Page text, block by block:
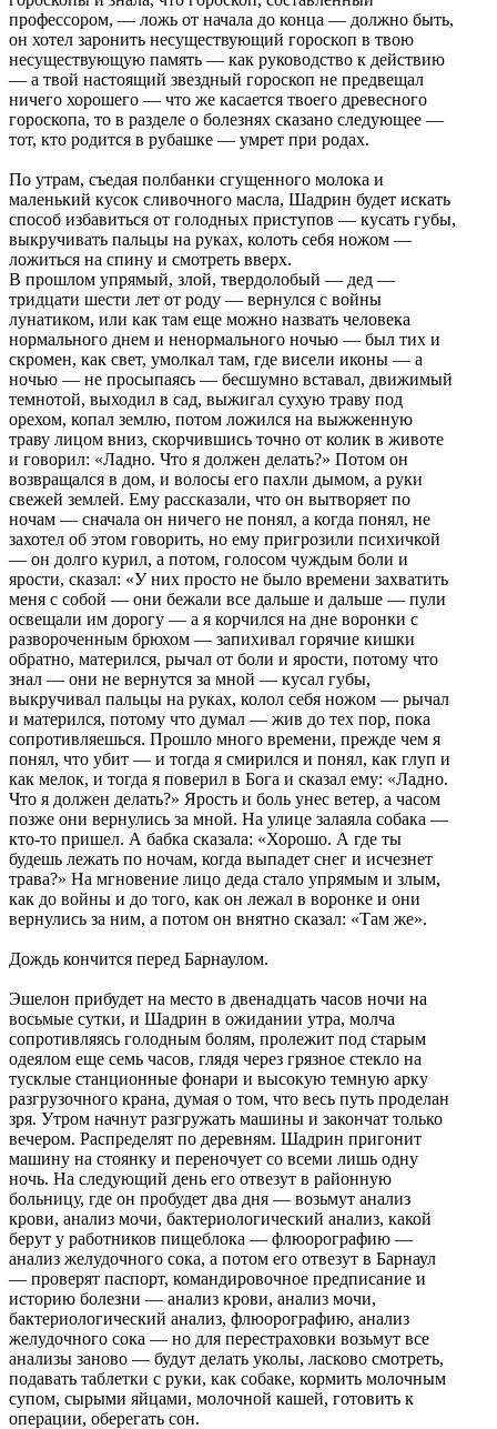
профессором, — ложь от начала до конца — должно быть,
он хотел заронить несуществующий гороскоп в твою
несуществующую память — как руководство к действию
— а твой настоящий звездный гороскоп не предвещал
ничего хорошего — что же касается твоего древесного
гороскопа, то в разделе о болезнях сказано следующее —
тот, кто родится в рубашке — умрет при родах.
По утрам, съедая полбанки сгущенного молока и
маленький кусок сливочного масла, Шадрин будет искать
способ избавиться от голодных приступов — кусать губы,
выкручивать пальцы на руках, колоть себя ножом —
ложиться на спину и смотреть вверх.
В прошлом упрямый, злой, твердолобый — дед —
тридцати шести лет от роду — вернулся с войны
лунатиком, или как там еще можно назвать человека
нормального днем и ненормального ночью — был тих и
скромен, как свет, умолкал там, где висели иконы — а
ночью — не просыпаясь — бесшумно вставал, движимый
темнотой, выходил в сад, выжигал сухую траву под
орехом, копал землю, потом ложился на выжженную
траву лицом вниз, скорчившись точно от колик в животе
и говорил: «Ладно. Что я должен делать?» Потом он
возвращался в дом, и волосы его пахли дымом, а руки
свежей землей. Ему рассказали, что он вытворяет по
ночам — сначала он ничего не понял, а когда понял, не
захотел об этом говорить, но ему пригрозили психичкой
— он долго курил, а потом, голосом чуждым боли и
ярости, сказал: «У них просто не было времени захватить
меня с собой — они бежали все дальше и дальше — пули
освещали им дорогу — а я корчился на дне воронки с
развороченным брюхом — запихивал горячие кишки
обратно, матерился, рычал от боли и ярости, потому что
знал — они не вернутся за мной — кусал губы,
выкручивал пальцы на руках, колол себя ножом — рычал
и матерился, потому что думал — жив до тех пор, пока
сопротивляешься. Прошло много времени, прежде чем я
понял, что убит — и тогда я смирился и понял, как глуп и
как мелок, и тогда я поверил в Бога и сказал ему: «Ладно.
Что я должен делать?» Ярость и боль унес ветер, а часом
позже они вернулись за мной. На улице залаяла собака —
кто-то пришел. А бабка сказала: «Хорошо. А где ты
будешь лежать по ночам, когда выпадет снег и исчезнет
трава?» На мгновение лицо деда стало упрямым и злым,
как до войны и до того, как он лежал в воронке и они
вернулись за ним, а потом он внятно сказал: «Там же».
Дождь кончится перед Барнаулом.
Эшелон прибудет на место в двенадцать часов ночи на
восьмые сутки, и Шадрин в ожидании утра, молча
сопротивляясь голодным болям, пролежит под старым
одеялом еще семь часов, глядя через грязное стекло на
тусклые станционные фонари и высокую темную арку
разгрузочного крана, думая о том, что весь путь проделан
зря. Утром начнут разгружать машины и закончат только
вечером. Распределят по деревням. Шадрин пригонит
машину на стоянку и переночует со всеми лишь одну
ночь. На следующий день его отвезут в районную
больницу, где он пробудет два дня — возьмут анализ
крови, анализ мочи, бактериологический анализ, какой
берут у работников пищеблока — флюорографию —
анализ желудочного сока, а потом его отвезут в Барнаул
— проверят паспорт, командировочное предписание и
историю болезни — анализ крови, анализ мочи,
бактериологический анализ, флюорографию, анализ
желудочного сока — но для перестраховки возьмут все
анализы заново — будут делать уколы, ласково смотреть,
подавать таблетки с руки, как собаке, кормить молочным
супом, сырыми яйцами, молочной кашей, готовить к
операции, оберегать сон.